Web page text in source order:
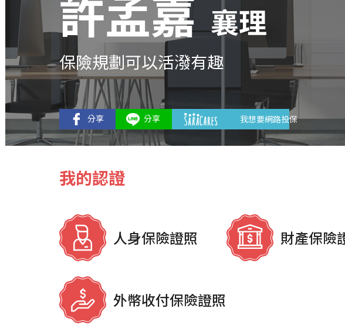
許孟嘉 襄理
保險規劃可以活潑有趣
我想要網路投保
我的認證
人身保險證照 財產保險
外幣收付保險證照